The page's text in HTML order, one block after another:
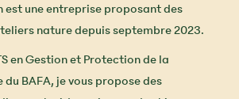
est une entreprise proposant des
nature depuis septembre 2023.
en Gestion et Protection de la
BAFA, je vous propose des